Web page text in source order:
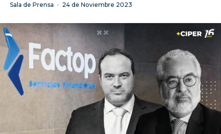
Sala de Prensa · 24 de Noviembre 2023